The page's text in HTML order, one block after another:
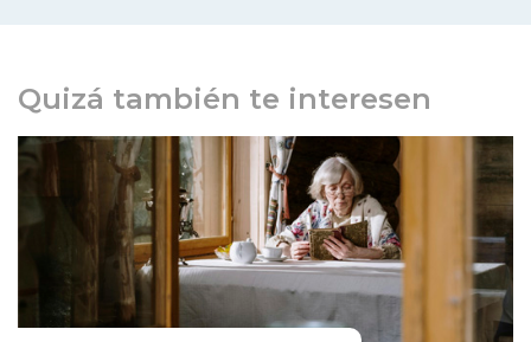
Quizá también te interesen